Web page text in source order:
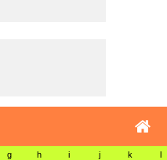
g h i j k l